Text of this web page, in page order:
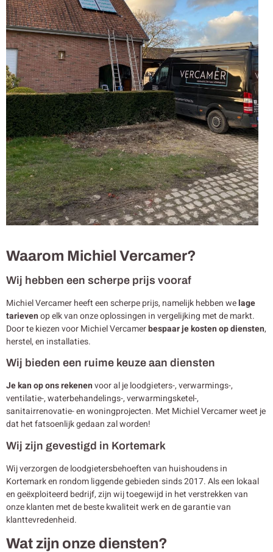
Waarom Michiel Vercamer?
Wij hebben een scherpe prijs vooraf
Michiel Vercamer heeft een scherpe prijs, namelijk hebben welage
tarievenop elk van onze oplossingen in vergelijking met de markt.
Door te kiezen voor Michiel Vercamerbespaar je kosten op diensten,
herstel, en installaties.
Wij bieden een ruime keuze aan diensten
Je kan op ons rekenenvoor al je loodgieters-, verwarmings-,
ventilatie-, waterbehandelings-, verwarmingsketel-,
sanitairrenovatie- en woningprojecten. Met Michiel Vercamer weet je
dat het fatsoenlijk gedaan zal worden!
Wij zijn gevestigd in Kortemark
Wij verzorgen de loodgietersbehoeften van huishoudens in
Kortemark en rondom liggende gebieden sinds 2017. Als een lokaal
en geëxploiteerd bedrijf, zijn wij toegewijd in het verstrekken van
onze klanten met de beste kwaliteit werk en de garantie van
klanttevredenheid.
Wat zijn onze diensten?